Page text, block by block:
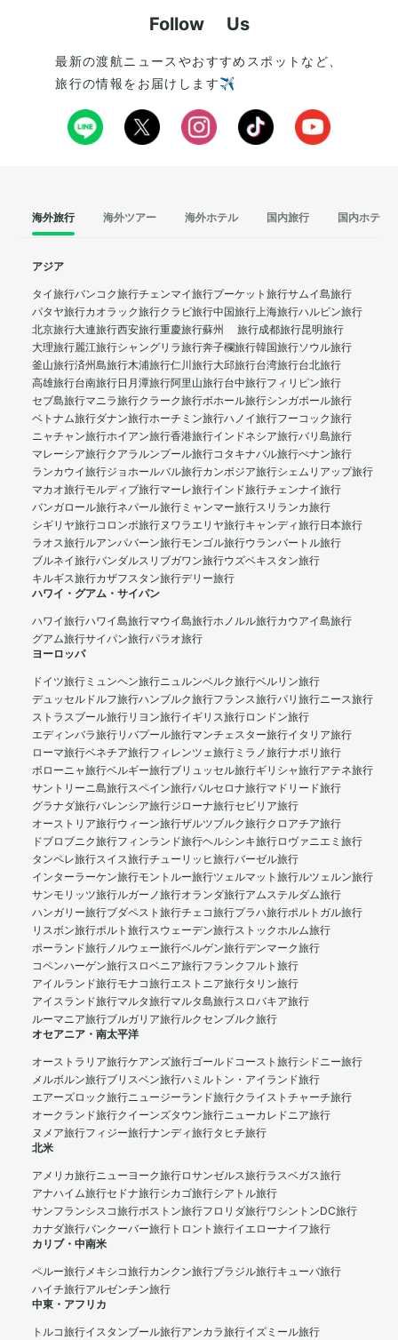
Follow Us
最新の渡航ニュースやおすすめスポットなど、
旅行の情報をお届けします✈️
海外旅行 海外ツアー 海外ホテル 国内旅行 国内ホテル
アジア
タイ旅行バンコク旅行チェンマイ旅行プーケット旅行サムイ島旅行
パタヤ旅行カオラック旅行クラビ旅行中国旅行上海旅行ハルビン旅行
北京旅行大連旅行西安旅行重慶旅行蘇州 旅行成都旅行昆明旅行
大理旅行麗江旅行シャングリラ旅行奔子欄旅行韓国旅行ソウル旅行
釜山旅行済州島旅行木浦旅行仁川旅行大邱旅行台湾旅行台北旅行
高雄旅行台南旅行日月潭旅行阿里山旅行台中旅行フィリピン旅行
セブ島旅行マニラ旅行クラーク旅行ボホール旅行シンガポール旅行
ベトナム旅行ダナン旅行ホーチミン旅行ハノイ旅行フーコック旅行
ニャチャン旅行ホイアン旅行香港旅行インドネシア旅行バリ島旅行
マレーシア旅行クアラルンプール旅行コタキナバル旅行ぺナン旅行
ランカウイ旅行ジョホールバル旅行カンボジア旅行シェムリアップ旅行
マカオ旅行モルディブ旅行マーレ旅行インド旅行チェンナイ旅行
バンガロール旅行ネパール旅行 ミャンマー旅行スリランカ旅行
シギリヤ旅行コロンボ旅行ヌワラエリヤ旅行キャンディ旅行日本旅行
ラオス旅行ルアンパバーン旅行モンゴル旅行ウランバートル旅行
ブルネイ旅行バンダルスリブガワン旅行ウズベキスタン旅行
キルギス旅行カザフスタン旅行デリー旅行
ハワイ・グアム・サイパン
ハワイ旅行ハワイ島旅行マウイ島旅行ホノルル旅行カウアイ島旅行
グアム旅行サイパン旅行パラオ旅行
ヨーロッパ
ドイツ旅行 ミュンヘン旅行ニュルンベルク旅行ベルリン旅行
デュッセルドルフ旅行ハンブルク旅行フランス旅行パリ旅行ニース旅行
ストラスブール旅行リヨン旅行イギリス旅行ロンドン旅行
エディンバラ旅行リバプール旅行マンチェスター旅行イタリア旅行
ローマ旅行ベネチア旅行フィレンツェ旅行 ミラノ旅行ナポリ旅行
ボローニャ旅行ベルギー旅行ブリュッセル旅行ギリシャ旅行アテネ旅行
サントリーニ島旅行スペイン旅行バルセロナ旅行マドリード旅行
グラナダ旅行バレンシア旅行ジローナ旅行セビリア旅行
オーストリア旅行ウィーン旅行ザルツブルク旅行クロアチア旅行
ドブロブニク旅行フィンランド旅行ヘルシンキ旅行ロヴァニエミ旅行
タンペレ旅行スイス旅行チューリッヒ旅行バーゼル旅行
インターラーケン旅行モントルー旅行ツェルマット旅行ルツェルン旅行
サンモリッツ旅行ルガーノ旅行オランダ旅行アムステルダム旅行
ハンガリー旅行ブダペスト旅行チェコ旅行プラハ旅行ポルトガル旅行
リスボン旅行ポルト旅行スウェーデン旅行ストックホルム旅行
ポーランド旅行ノルウェー旅行ベルゲン旅行デンマーク旅行
コペンハーゲン旅行スロベニア旅行フランクフルト旅行
アイルランド旅行モナコ旅行エストニア旅行タリン旅行
アイスランド旅行マルタ旅行マルタ島旅行スロバキア旅行
ルーマニア旅行ブルガリア旅行ルクセンブルク旅行
オセアニア・南太平洋
オーストラリア旅行ケアンズ旅行ゴールドコースト旅行シドニー旅行
メルボルン旅行ブリスベン旅行ハミルトン・アイランド旅行
エアーズロック旅行ニュージーランド旅行クライストチャーチ旅行
オークランド旅行クイーンズタウン旅行ニューカレドニア旅行
ヌメア旅行フィジー旅行ナンディ旅行タヒチ旅行
北米
アメリカ旅行ニューヨーク旅行ロサンゼルス旅行ラスベガス旅行
アナハイム旅行セドナ旅行シカゴ旅行シアトル旅行
サンフランシスコ旅行ボストン旅行フロリダ旅行ワシントンDC旅行
カナダ旅行バンクーバー旅行 トロント旅行イエローナイフ旅行
カリブ・中南米
ペルー旅行メキシコ旅行カンクン旅行ブラジル旅行キューバ旅行
ハイチ旅行アルゼンチン旅行
中東・アフリカ
トルコ旅行イスタンブール旅行アンカラ旅行イズミール旅行